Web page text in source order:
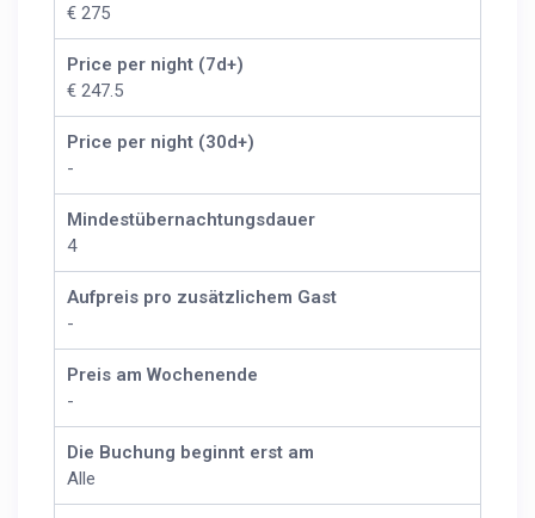
€ 275
Price per night (7d+)
€ 247.5
Price per night (30d+)
-
Mindestübernachtungsdauer
4
Aufpreis pro zusätzlichem Gast
-
Preis am Wochenende
-
Die Buchung beginnt erst am
Alle